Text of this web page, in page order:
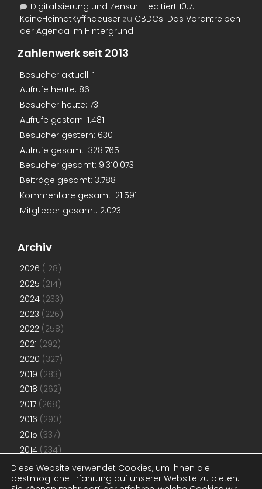
Digitalisierung und Zensur – editiert 10.7. –
KeineHeimatKyffhaeuser zu CBDCs: Das Vorantreiben
der Agenda im Hintergrund
Zahlenwerk seit 2013
Besucher aktuell: 1
Aufrufe heute: 86
Besucher heute: 73
Aufrufe gestern: 1.481
Besucher gestern: 630
Aufrufe gesamt: 328.765
Besucher gesamt: 9.310.073
Beiträge gesamt: 3.788
Kommentare gesamt: 21.591
Mitglieder gesamt: 2.023
Archiv
2026 (128)
2025 (214)
2024 (233)
2023 (226)
2022 (258)
2021 (292)
2020 (327)
2019 (283)
2018 (262)
2017 (268)
2016 (290)
2015 (337)
2014 (234)
2013(192)
2012(181)
Diese Website verwendet Cookies, um Ihnen die
bestmögliche Erfahrung auf unserer Website zu bieten.